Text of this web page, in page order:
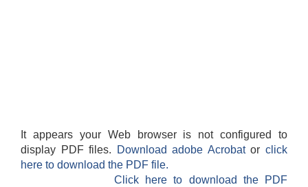
It appears your Web browser is not configured to
display PDF files.
Download adobe Acrobatorclick
here to download the PDF file.
Click here to download the PDF